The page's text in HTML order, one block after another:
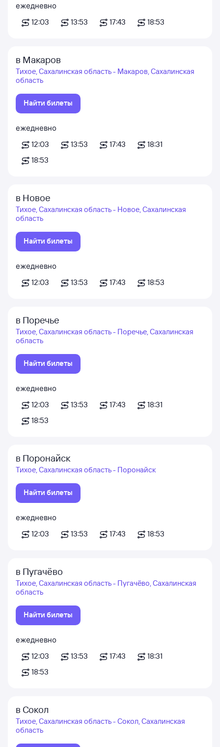
ежедневно
12:03
13:53 17:43 18:53
в Макаров
Тихое, Сахалинская область - Макаров, Сахалинская
область
Найти билеты
ежедневно
12:03
13:53 17:43
18:31
18:53
в Новое
Тихое, Сахалинская область - Новое, Сахалинская
область
Найти билеты
ежедневно
12:03
13:53 17:43 18:53
в Поречье
Тихое, Сахалинская область - Поречье, Сахалинская
область
Найти билеты
ежедневно
12:03
13:53 17:43
18:31
18:53
в Поронайск
Тихое, Сахалинская область - Поронайск
Найти билеты
ежедневно
12:03
13:53 17:43 18:53
в Пугачёво
Тихое, Сахалинская область - Пугачёво, Сахалинская
область
Найти билеты
ежедневно
12:03
13:53 17:43
18:31
18:53
в Сокол
Тихое, Сахалинская область - Сокол, Сахалинская
область